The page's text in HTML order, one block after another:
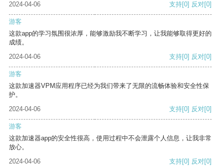
2024-04-06 支持[0] 反对[0]
游客
这款app的学习氛围很浓厚，能够激励我不断学习，让我能够取得更好的
成绩。
2024-04-06
支持[0] 反对[0]
游客
这款加速器VPM应用程序已经为我们带来了无限的流畅体验和安全性保
护。
2024-04-06
支持[0] 反对[0]
游客
这款加速器app的安全性很高，使用过程中不会泄露个人信息，让我非常
放心。
2024-04-06
支持[0] 反对[0]